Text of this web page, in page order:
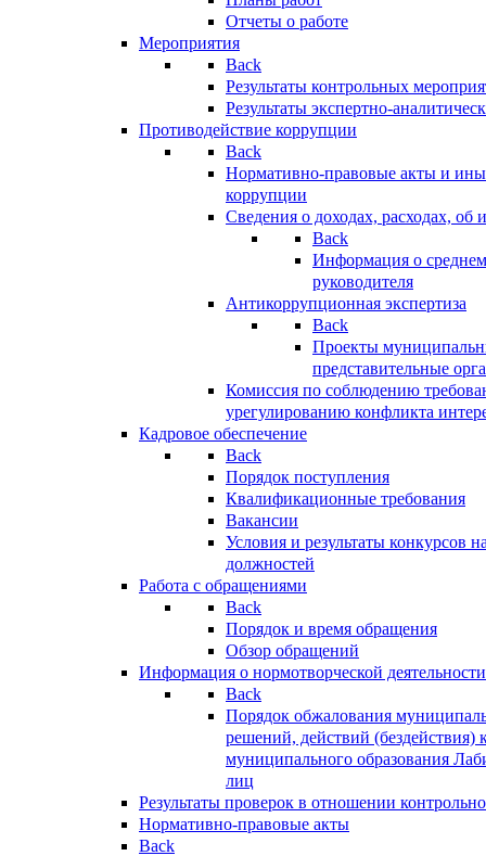
Отчеты о работе
Мероприятия
Back
Результаты контрольных
Результаты экспертно-
Противодействие коррупции
Back
Нормативно-правовые акты и
коррупции
Сведения о доходах, расходах, об
Back
Информация о
руководителя
Антикоррупционная экспертиза
Back
Проекты
представительные
Комиссия по соблюдению
урегулированию конфликта
Кадровое обеспечение
Back
Порядок поступления
Квалификационные требования
Вакансии
Условия и результаты конкурсов
должностей
Работа с обращениями
Back
Порядок и время обращения
Обзор обращений
Информация о нормотворческой деятельности
Back
Порядок обжалования
решений, действий (бездействия)
муниципального образования
лиц
Результаты проверок в отношении
Нормативно-правовые акты
Back